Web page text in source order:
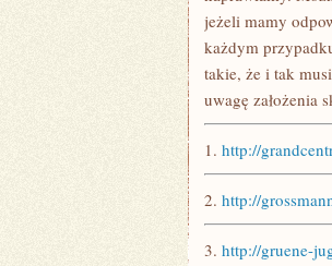
jeżeli mamy
każdym
takie, że i tak
uwagę założenia
1. http://
2. http://
3. http://gruene-